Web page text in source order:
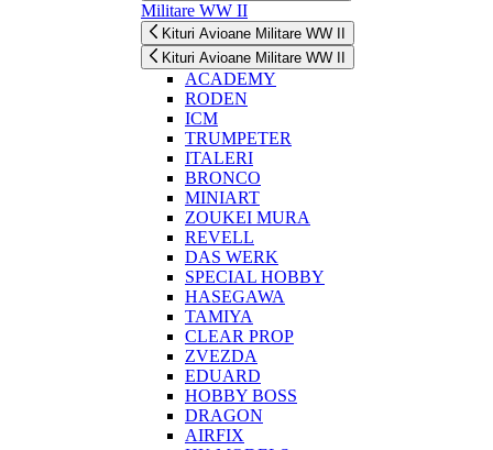
Militare WW II
Kituri Avioane Militare WW II
Kituri Avioane Militare WW II
ACADEMY
RODEN
ICM
TRUMPETER
ITALERI
BRONCO
MINIART
ZOUKEI MURA
REVELL
DAS WERK
SPECIAL HOBBY
HASEGAWA
TAMIYA
CLEAR PROP
ZVEZDA
EDUARD
HOBBY BOSS
DRAGON
AIRFIX